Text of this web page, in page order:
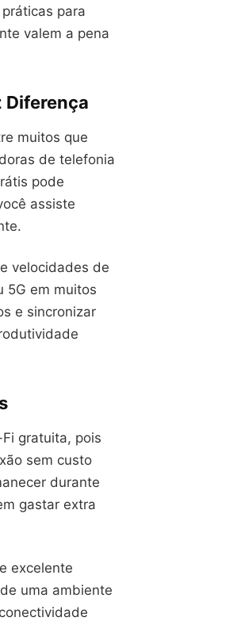
para
valem a pena
Diferença
muitos que
de telefonia
pode
assiste
velocidades de
5G em muitos
e sincronizar
gratuita, pois
sem custo
durante
gastar extra
excelente
uma ambiente